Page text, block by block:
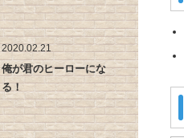
2020.02.21
俺が君のヒーローにな
る！